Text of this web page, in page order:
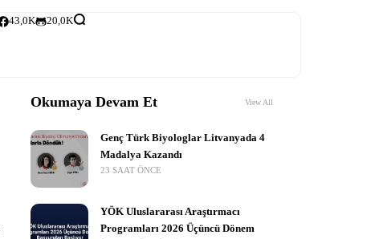
43,0K 20,0K
Okumaya Devam Et View All
Genç Türk Biyologlar Litvanyada 4
Madalya Kazandı
23 SAAT ÖNCE
YÖK Uluslararası Araştırmacı
Programları 2026 Üçüncü Dönem